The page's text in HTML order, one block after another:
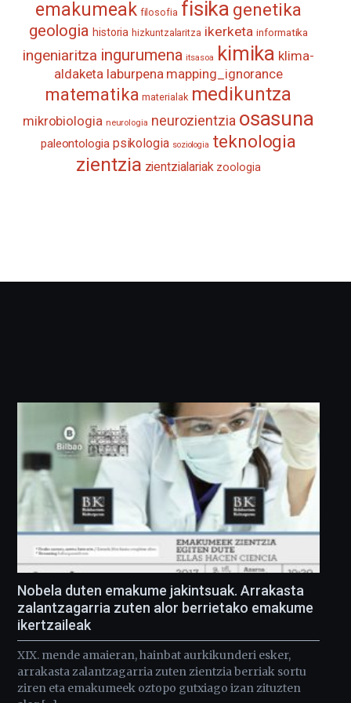
emakumeak filosofia fisika genetika
geologia historia hizkuntzalaritza ikerketa informatika
ingeniaritza ingurumena itsasoa kimika klima-
aldaketa laburpena mapping_ignorance
matematika materialak medikuntza
mikrobiologia neurologia neurozientzia osasuna
paleontologia psikologia soziologia teknologia
zientzia zientzialariak zoologia
Nobela duten emakume jakintsuak. Arrakasta
zalantzagarria zuten alor berrietako emakume
ikertzaileak
XIX. mende amaieran, hainbat aurkikunderi esker,
arrakasta zalantzagarria zuten zientzia berriak sortu
ziren eta emakumeek oztopo gutxiago izan zituzten